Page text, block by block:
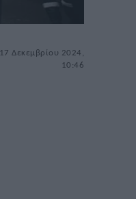
17 Δεκεμβρίου 2024,
10:46